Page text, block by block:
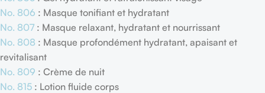
No. 806 : Masque tonifiant et hydratant
No. 807 : Masque relaxant, hydratant et nourrissant
No. 808 : Masque profondément hydratant, apaisant et
revitalisant
No. 809 : Crème de nuit
No. 815 : Lotion fluide corps